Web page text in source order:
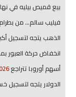
بيع قميص بيليه في
فيليب سالم… من بطرام
الذهب يتجه لتسجيل
انخفاض حركة العبور
أسهم أوروبا تتراجع
الدولار يتجه لتسجيل